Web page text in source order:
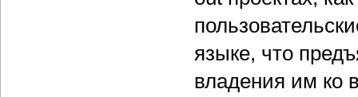
языке, что
владения им ко